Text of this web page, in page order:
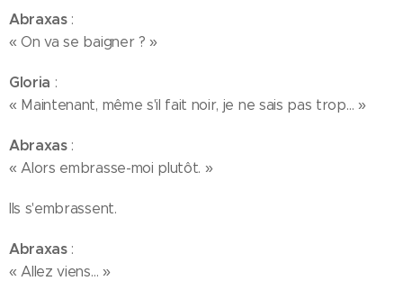
Abraxas:
« On va se baigner ? »
Gloria :
« Maintenant, même s'il fait noir, je ne sais pas trop… »
Abraxas:
« Alors embrasse-moi plutôt. »
Ils s'embrassent.
Abraxas:
« Allez viens… »